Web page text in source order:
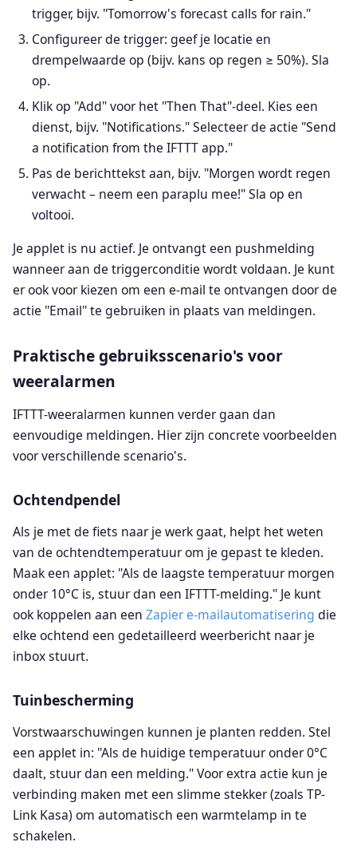
trigger, bijv. "Tomorrow's forecast calls for rain."
Configureer de trigger: geef je locatie en
drempelwaarde op (bijv. kans op regen ≥ 50%). Sla
op.
Klik op "Add" voor het "Then That"-deel. Kies een
dienst, bijv. "Notifications." Selecteer de actie "Send
a notification from the IFTTT app."
Pas de berichttekst aan, bijv. "Morgen wordt regen
verwacht – neem een paraplu mee!" Sla op en
voltooi.
Je applet is nu actief. Je ontvangt een pushmelding
wanneer aan de triggerconditie wordt voldaan. Je kunt
er ook voor kiezen om een e-mail te ontvangen door de
actie "Email" te gebruiken in plaats van meldingen.
Praktische gebruiksscenario's voor
weeralarmen
IFTTT-weeralarmen kunnen verder gaan dan
eenvoudige meldingen. Hier zijn concrete voorbeelden
voor verschillende scenario's.
Ochtendpendel
Als je met de fiets naar je werk gaat, helpt het weten
van de ochtendtemperatuur om je gepast te kleden.
Maak een applet: "Als de laagste temperatuur morgen
onder 10°C is, stuur dan een IFTTT-melding." Je kunt
ook koppelen aan een Zapier e-mailautomatisering die
elke ochtend een gedetailleerd weerbericht naar je
inbox stuurt.
Tuinbescherming
Vorstwaarschuwingen kunnen je planten redden. Stel
een applet in: "Als de huidige temperatuur onder 0°C
daalt, stuur dan een melding." Voor extra actie kun je
verbinding maken met een slimme stekker (zoals TP-
Link Kasa) om automatisch een warmtelamp in te
schakelen.